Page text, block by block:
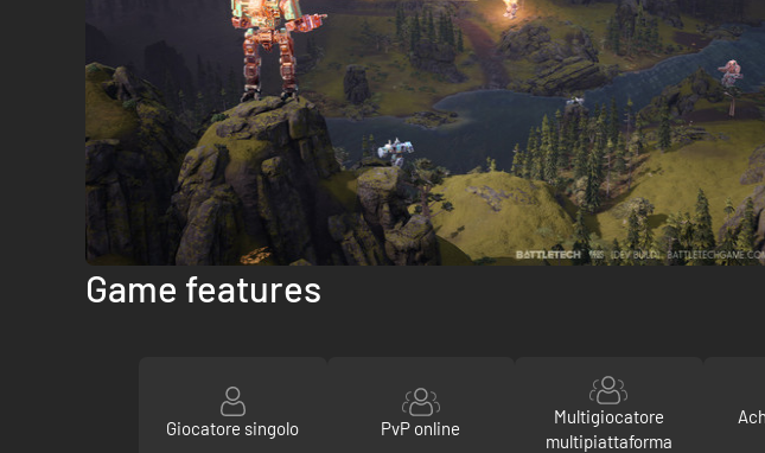
Game features
Giocatore singolo PvP online
Multigiocatore
multipiattaforma